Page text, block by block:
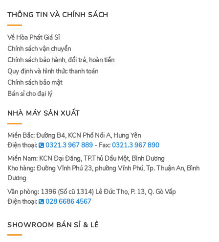
THÔNG TIN VÀ CHÍNH SÁCH
Về Hòa Phát Giá Sỉ
Chính sách vận chuyển
Chính sách bảo hành, đổi trả, hoàn tiền
Quy định và hình thức thanh toán
Chính sách bảo mật
Bán sỉ cho đại lý
NHÀ MÁY SẢN XUẤT
Miền Bắc: Đường B4, KCN Phố Nối A, Hưng Yên
Điện thoại:
0321.3 967 889 - Fax:0321.3 967 890
Miền Nam: KCN Đại Đăng, TP.Thủ Dầu Một, Bình Dương
Kho hàng: Đường Vĩnh Phú 23, phường Vĩnh Phú, Tp. Thuận An, Bình
Dương
Văn phòng: 1396 (Số cũ 1314) Lê Đức Thọ, P. 13, Q. Gò Vấp
Điện thoại:
028 6686 4567
SHOWROOM BÁN SỈ & LẺ